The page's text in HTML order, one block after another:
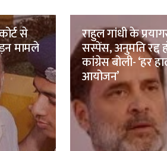
से
मामले
राहुल गांधी के
सस्पेंस, अनुमति रद्द
कांग्रेस बोली- ‘हर
आयोजन’